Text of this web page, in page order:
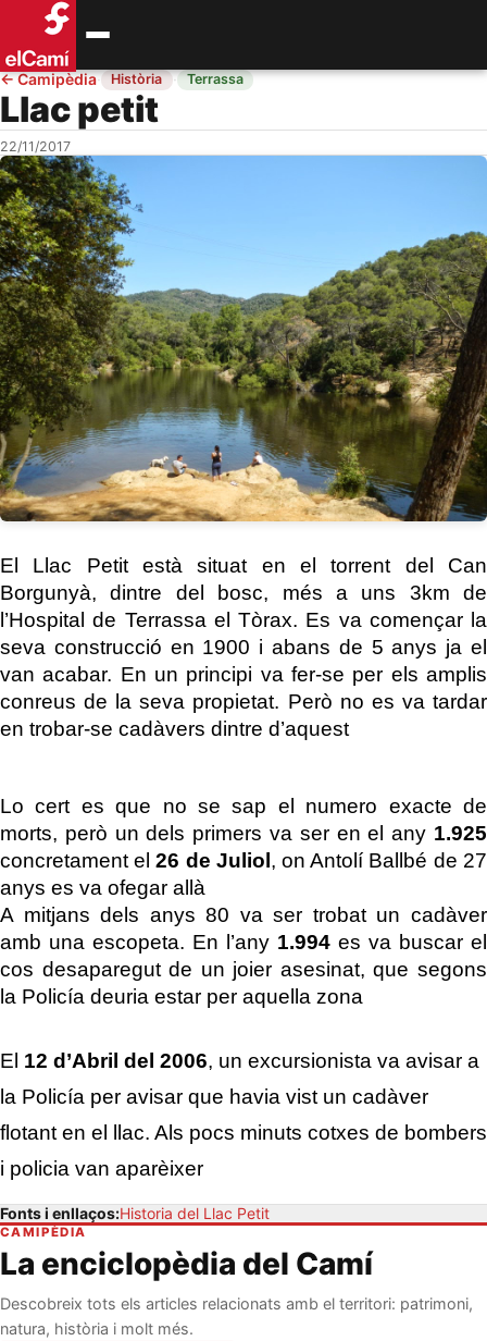
←Camipèdia· Història · Terrassa
Llac petit
22/11/2017
El Llac Petit està situat en el torrent del Can
Borgunyà, dintre del bosc, més a uns 3km de
l’Hospital de Terrassa el Tòrax. Es va començar la
seva construcció en 1900 i abans de 5 anys ja el
van acabar. En un principi va fer-se per els amplis
conreus de la seva propietat. Però no es va tardar
en trobar-se cadàvers dintre d’aquest
Lo cert es que no se sap el numero exacte de
morts, però un dels primers va ser en el any 1.925
concretament el26 de Juliol , on Antolí Ballbé de 27
anys es va ofegar allà
A mitjans dels anys 80 va ser trobat un cadàver
amb una escopeta. En l’any 1.994 es va buscar el
cos desaparegut de un joier asesinat, que segons
la Policía deuria estar per aquella zona
El 12 d’Abril del 2006, un excursionista va avisar a
la Policía per avisar que havia vist un cadàver
flotant en el llac. Als pocs minuts cotxes de bombers
i policia van aparèixer
Fonts i enllaços:Historia del Llac Petit
CAMIPÈDIA
La enciclopèdia del Camí
Descobreix tots els articles relacionats amb el territori: patrimoni,
natura, història i molt més.